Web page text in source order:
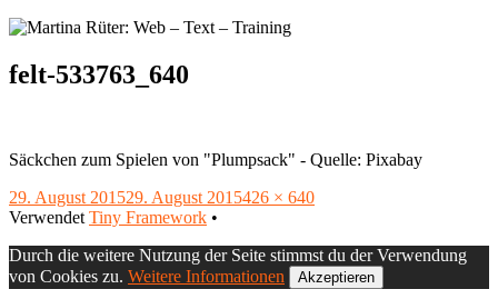
felt-533763_640
Säckchen zum Spielen von "Plumpsack" - Quelle: Pixabay
Veröffentlicht
am
29. August 201529. August 2015Volle
426 × 640
Footer
Inhalt
Verwendet Tiny Framework •
Durch die weitere Nutzung der Seite stimmst du der Verwendung
von Cookies zu. Weitere Informationen Akzeptieren